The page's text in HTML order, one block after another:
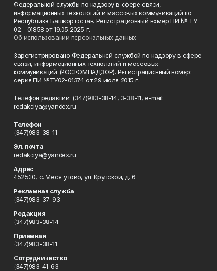
Федеральной службы по надзору в сфере связи,
информационных технологий и массовых коммуникаций по
Республике Башкортостан. Регистрационный номер ПИ № ТУ
02 - 01858 от 19.05.2025 г.
Об использовании персональных данных
Зарегистрировано Федеральной службой по надзору в сфере
связи, информационных технологий и массовых
коммуникаций (РОСКОМНАДЗОР). Регистрационный номер:
серия ПИ №ТУ02-01374 от 29 июля 2015 г.
Телефон редакции: (347)983-38-14, 3-38-11, e-mail:
redakciya@yandex.ru
Телефон
(347)983-38-11
Эл. почта
redakciya@yandex.ru
Адрес
452530, с. Месягутово, ул. Крупской, д. 6
Рекламная служба
(347)983-37-93
Редакция
(347)983-38-14
Приемная
(347)983-38-11
Сотрудничество
(347)983-41-63